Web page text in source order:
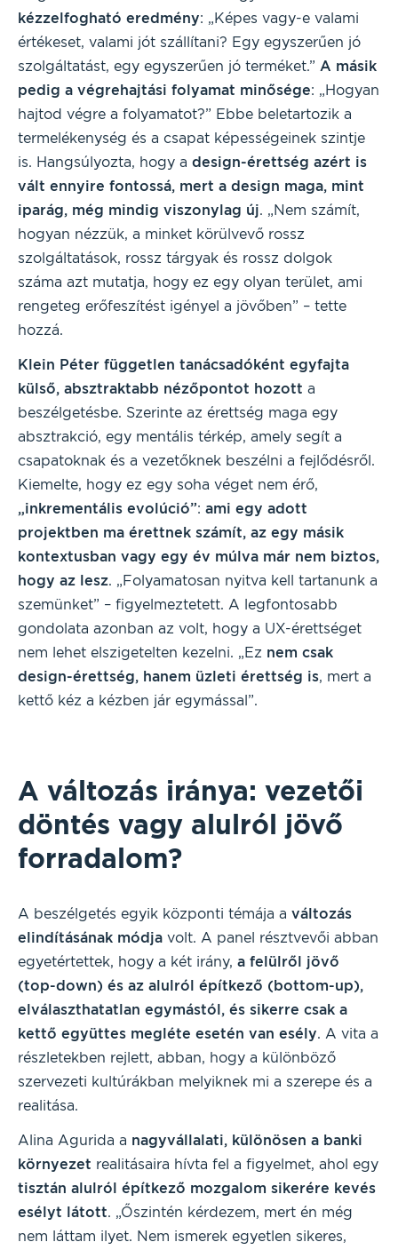
kézzelfogható eredmény: „Képes vagy-e valami
értékeset, valami jót szállítani? Egy egyszerűen jó
szolgáltatást, egy egyszerűen jó terméket.” A másik
pedig a végrehajtási folyamat minősége: „Hogyan
hajtod végre a folyamatot?” Ebbe beletartozik a
termelékenység és a csapat képességeinek szintje
is. Hangsúlyozta, hogy a design-érettség azért is
vált ennyire fontossá, mert a design maga, mint
iparág, még mindig viszonylag új. „Nem számít,
hogyan nézzük, a minket körülvevő rossz
szolgáltatások, rossz tárgyak és rossz dolgok
száma azt mutatja, hogy ez egy olyan terület, ami
rengeteg erőfeszítést igényel a jövőben” – tette
hozzá.
Klein Péter független tanácsadóként egyfajta
külső, absztraktabb nézőpontot hozott a
beszélgetésbe. Szerinte az érettség maga egy
absztrakció, egy mentális térkép, amely segít a
csapatoknak és a vezetőknek beszélni a fejlődésről.
Kiemelte, hogy ez egy soha véget nem érő,
„inkrementális evolúció”: ami egy adott
projektben ma érettnek számít, az egy másik
kontextusban vagy egy év múlva már nem biztos,
hogy az lesz. „Folyamatosan nyitva kell tartanunk a
szemünket” – figyelmeztetett. A legfontosabb
gondolata azonban az volt, hogy a UX-érettséget
nem lehet elszigetelten kezelni. „Ez nem csak
design-érettség, hanem üzleti érettség is, mert a
kettő kéz a kézben jár egymással”.
A változás iránya: vezetői
döntés vagy alulról jövő
forradalom?
A beszélgetés egyik központi témája a változás
elindításának módja volt. A panel résztvevői abban
egyetértettek, hogy a két irány, a felülről jövő
(top-down) és az alulról építkező (bottom-up),
elválaszthatatlan egymástól, és sikerre csak a
kettő együttes megléte esetén van esély. A vita a
részletekben rejlett, abban, hogy a különböző
szervezeti kultúrákban melyiknek mi a szerepe és a
realitása.
Alina Agurida a nagyvállalati, különösen a banki
környezet realitásaira hívta fel a figyelmet, ahol egy
tisztán alulról építkező mozgalom sikerére kevés
esélyt látott. „Őszintén kérdezem, mert én még
nem láttam ilyet. Nem ismerek egyetlen sikeres,